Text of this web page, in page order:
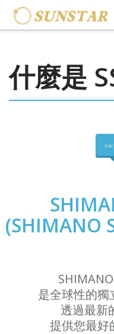
什麼是
(SHIMANO
SHIMANO
是全球性的獨
透過最新
提供您最好